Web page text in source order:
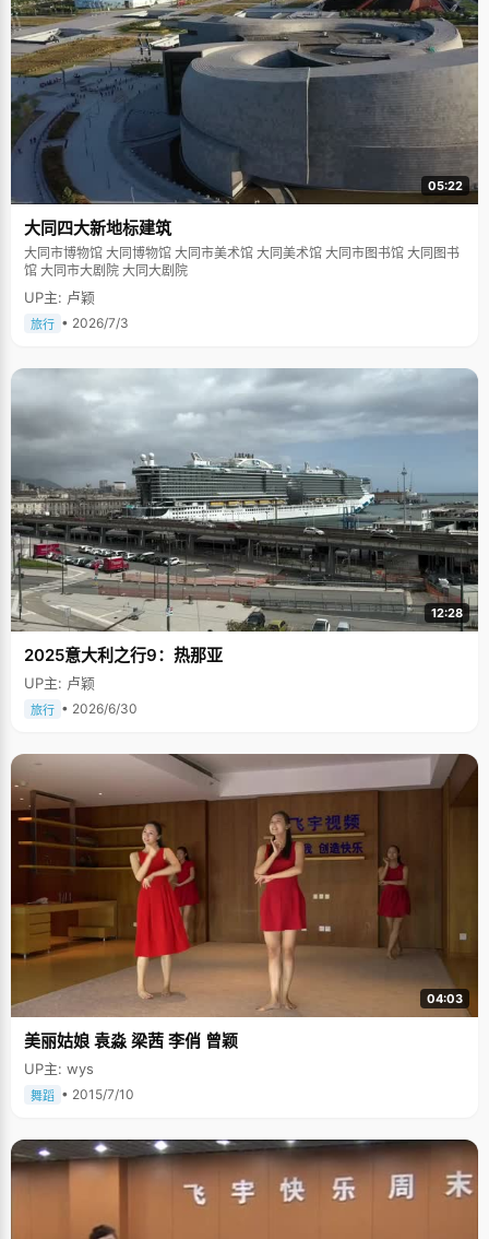
05:22
大同四大新地标建筑
大同市博物馆 大同博物馆 大同市美术馆 大同美术馆 大同市图书馆 大同图书
馆 大同市大剧院 大同大剧院
UP主: 卢颖
旅行 • 2026/7/3
12:28
2025意大利之行9：热那亚
UP主: 卢颖
旅行 • 2026/6/30
04:03
美丽姑娘 袁淼 梁茜 李俏 曾颖
UP主: wys
舞蹈 • 2015/7/10